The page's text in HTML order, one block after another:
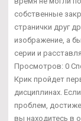
собственные
странички друг
изображение, а
серии и
Просмотров: 0
Крик пройдет
дисциплинах.
проблем,
вы находитесь в